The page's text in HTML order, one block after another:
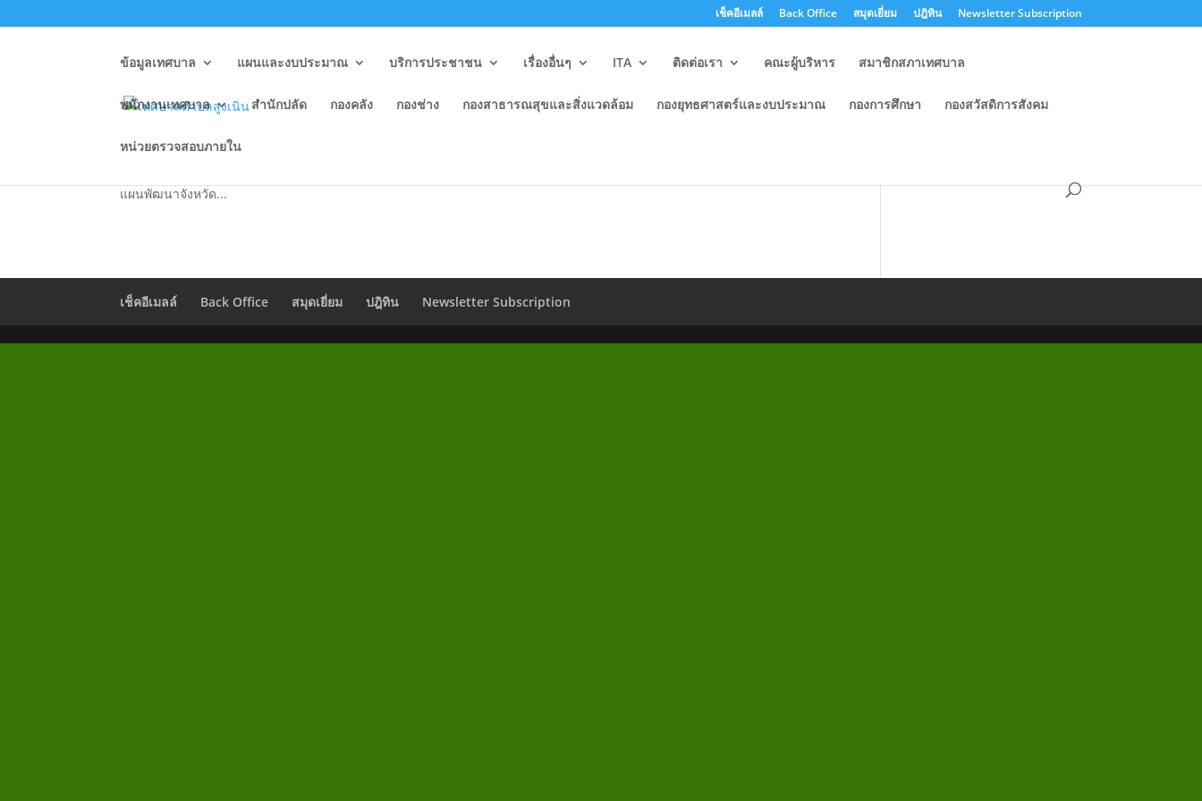
เช็คอีเมลล์ Back Office สมุดเยี่ยม ปฎิทิน Newsletter Subscription
ข้อมูลเทศบาล แผนและงบประมาณ บริการประชาชน เรื่องอื่นๆ ITA ติดต่อเรา คณะผู้บริหาร สมาชิกสภาเทศบาล
พนักงานเทศบาล สำนักปลัด กองคลัง กองช่าง กองสาธารณสุขและสิ่งแวดล้อม กองยุทธศาสตร์และงบประมาณ กองการศึกษา กองสวัสดิการสังคม
หน่วยตรวจสอบภายใน
แผนพัฒนาจังหวัด...
เช็คอีเมลล์ Back Office สมุดเยี่ยม ปฎิทิน Newsletter Subscription